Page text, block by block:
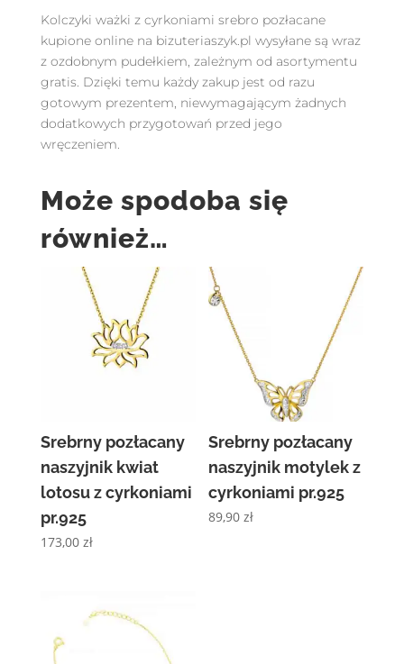
Kolczyki ważki z cyrkoniami srebro pozłacane
kupione online na bizuteriaszyk.pl wysyłane są wraz
z ozdobnym pudełkiem, zależnym od asortymentu
gratis. Dzięki temu każdy zakup jest od razu
gotowym prezentem, niewymagającym żadnych
dodatkowych przygotowań przed jego
wręczeniem.
Może spodoba się
również…
Srebrny pozłacany
naszyjnik kwiat
lotosu z cyrkoniami
pr.925
173,00 zł
Srebrny pozłacany
naszyjnik motylek z
cyrkoniami pr.925
89,90zł